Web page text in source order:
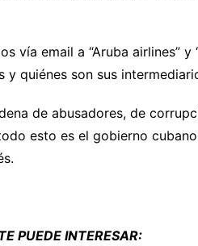
vía email a “Aruba airlines”
y quiénes son sus
de abusadores, de
esto es el gobierno
PUEDE INTERESAR: